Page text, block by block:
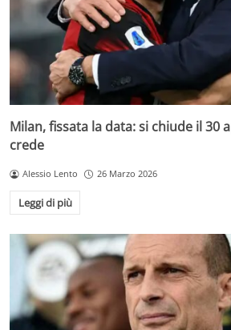
Milan, fissata la data: si chiude il 30
crede
Alessio Lento 26 Marzo 2026
Leggi di più